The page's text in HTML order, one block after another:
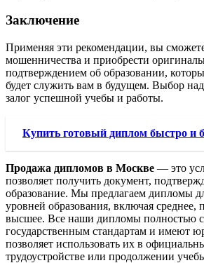
Заключение
Применяя эти рекомендации, вы
мошенничества и приобрести
подтверждением об образовании,
будет служить вам в будущем. Выбор
залог успешной учебы и работы.
Купить готовый диплом быстро и
Продажа дипломов в Москве — это
позволяет получить документ,
образование. Мы предлагаем дипломы
уровней образования, включая среднее,
высшее. Все наши дипломы полностью
государственным стандартам и имеют
позволяет использовать их в
трудоустройстве или продолжении